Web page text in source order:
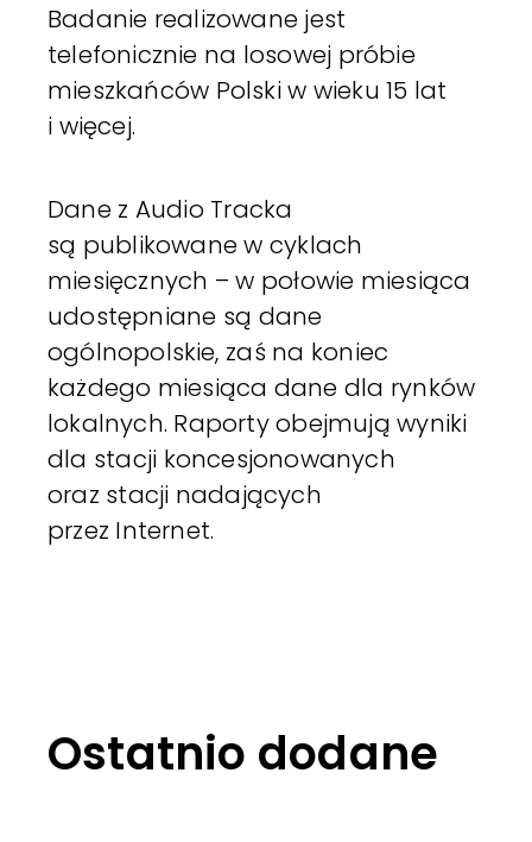
Badanie realizowane jest
telefonicznie na losowej próbie
mieszkańców Polski w wieku 15 lat
i więcej.
Dane z Audio Tracka
są publikowane w cyklach
miesięcznych – w połowie miesiąca
udostępniane są dane
ogólnopolskie, zaś na koniec
każdego miesiąca dane dla rynków
lokalnych. Raporty obejmują wyniki
dla stacji koncesjonowanych
oraz stacji nadających
przez Internet.
Ostatnio dodane